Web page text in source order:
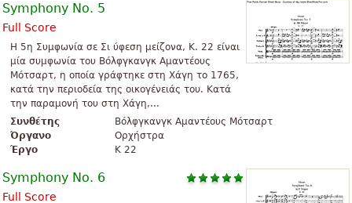
Symphony No. 5
Full Score
Η 5η Συμφωνία σε Σι ύφεση μείζονα, K. 22 είναι
μία συμφωνία του Βόλφγκανγκ Αμαντέους
Μότσαρτ, η οποία γράφτηκε στη Χάγη το 1765,
κατά την περιοδεία της οικογένειάς του. Κατά
την παραμονή του στη Χάγη,...
Συνθέτης
Βόλφγκανγκ Αμαντέους Μότσαρτ
Όργανο
Ορχήστρα
Έργο
K 22
Symphony No. 6
Full Score